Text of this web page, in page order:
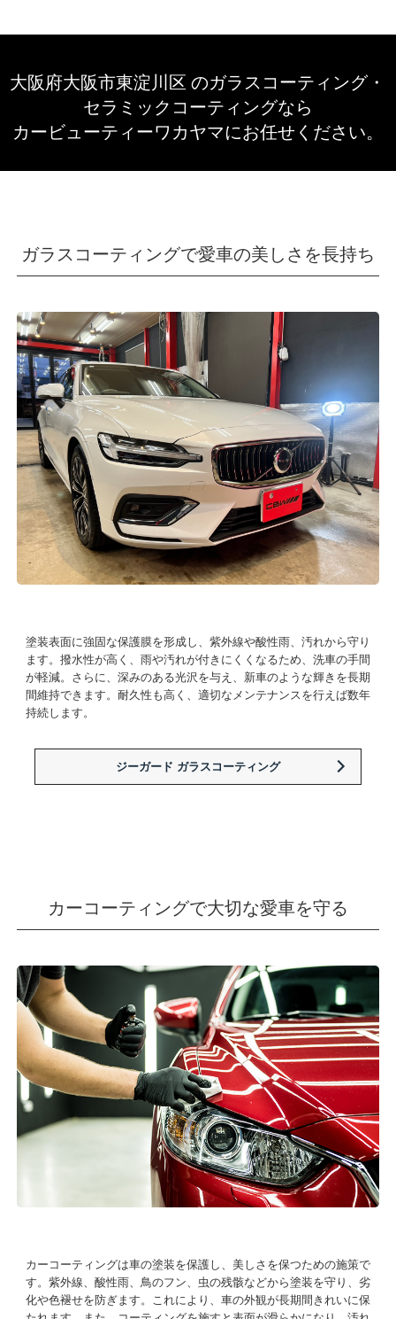
大阪府大阪市東淀川区 のガラスコーティング・
セラミックコーティングなら
カービューティーワカヤマにお任せください。
ガラスコーティングで愛車の美しさを長持ち
塗装表面に強固な保護膜を形成し、紫外線や酸性雨、汚れから守り
ます。撥水性が高く、雨や汚れが付きにくくなるため、洗車の手間
が軽減。さらに、深みのある光沢を与え、新車のような輝きを長期
間維持できます。耐久性も高く、適切なメンテナンスを行えば数年
持続します。
ジーガード ガラスコーティング
カーコーティングで大切な愛車を守る
カーコーティングは車の塗装を保護し、美しさを保つための施策で
す。紫外線、酸性雨、鳥のフン、虫の残骸などから塗装を守り、劣
化や色褪せを防ぎます。これにより、車の外観が長期間きれいに保